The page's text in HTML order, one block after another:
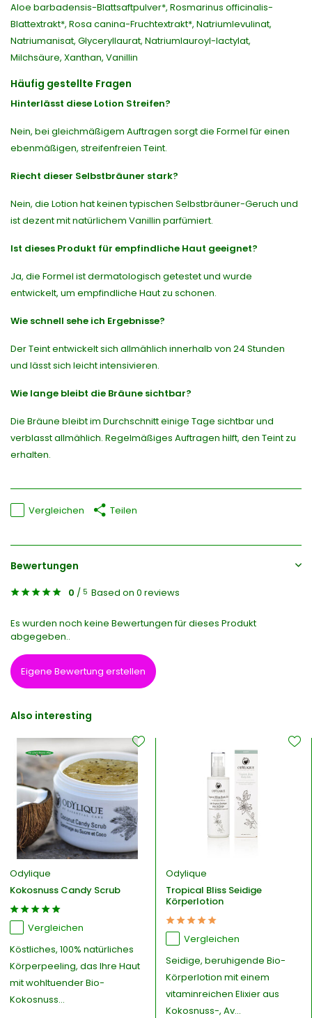
Aloe barbadensis-Blattsaftpulver*, Rosmarinus officinalis-
Blattextrakt*, Rosa canina-Fruchtextrakt*, Natriumlevulinat,
Natriumanisat, Glyceryllaurat, Natriumlauroyl-lactylat,
Milchsäure, Xanthan, Vanillin
Häufig gestellte Fragen
Hinterlässt diese Lotion Streifen?
Nein, bei gleichmäßigem Auftragen sorgt die Formel für einen
ebenmäßigen, streifenfreien Teint.
Riecht dieser Selbstbräuner stark?
Nein, die Lotion hat keinen typischen Selbstbräuner-Geruch und
ist dezent mit natürlichem Vanillin parfümiert.
Ist dieses Produkt für empfindliche Haut geeignet?
Ja, die Formel ist dermatologisch getestet und wurde
entwickelt, um empfindliche Haut zu schonen.
Wie schnell sehe ich Ergebnisse?
Der Teint entwickelt sich allmählich innerhalb von 24 Stunden
und lässt sich leicht intensivieren.
Wie lange bleibt die Bräune sichtbar?
Die Bräune bleibt im Durchschnitt einige Tage sichtbar und
verblasst allmählich. Regelmäßiges Auftragen hilft, den Teint zu
erhalten.
Vergleichen Teilen
Bewertungen
0 / 5 Based on 0 reviews
Es wurden noch keine Bewertungen für dieses Produkt
abgegeben..
Eigene Bewertung erstellen
Also interesting
Odylique
Kokosnuss Candy Scrub
Vergleichen
Köstliches, 100% natürliches
Körperpeeling, das Ihre Haut
mit wohltuender Bio-
Kokosnuss...
Odylique
Tropical Bliss Seidige
Körperlotion
Vergleichen
Seidige, beruhigende Bio-
Körperlotion mit einem
vitaminreichen Elixier aus
Kokosnuss-, Av...